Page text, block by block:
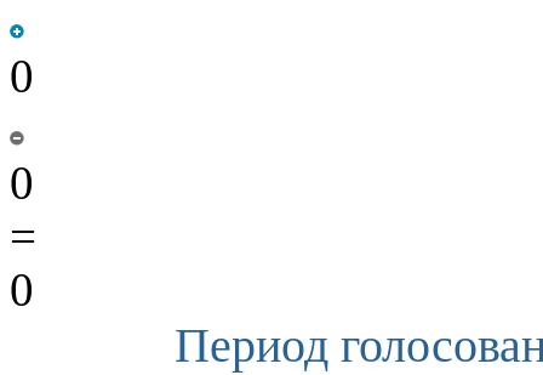
0
0
=
0
Период